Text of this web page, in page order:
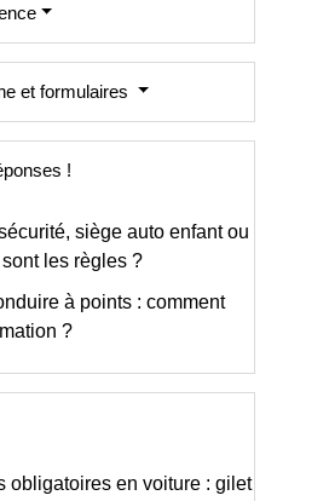
et formulaires
!
siège auto enfant ou
les règles ?
à points : comment
?
obligatoires en voiture : gilet